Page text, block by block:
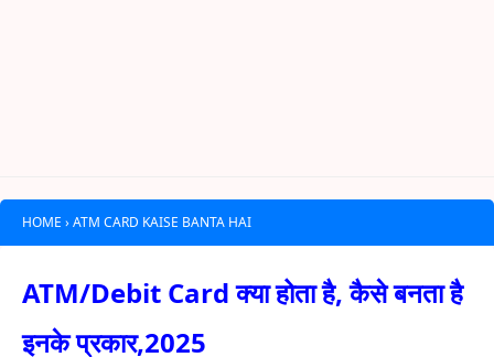
HOME › ATM CARD KAISE BANTA HAI
ATM/Debit Card क्या होता है, कैसे बनता है
इनके प्रकार,2025